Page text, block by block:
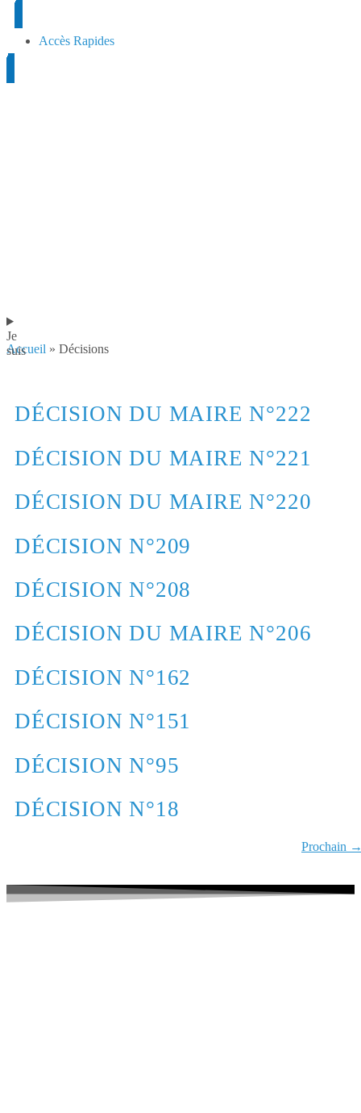
contenu
Accès Rapides
Je
suis
Accueil » Décisions
DÉCISION DU MAIRE N°222
DÉCISION DU MAIRE N°221
DÉCISION DU MAIRE N°220
DÉCISION N°209
DÉCISION N°208
DÉCISION DU MAIRE N°206
DÉCISION N°162
DÉCISION N°151
DÉCISION N°95
DÉCISION N°18
Prochain